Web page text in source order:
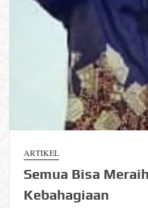
ARTIKEL
Semua Bisa
Kebahagiaan